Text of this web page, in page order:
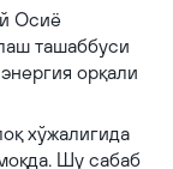
Осиё
ташаббуси
орқали
хўжалигида
Шу сабаб